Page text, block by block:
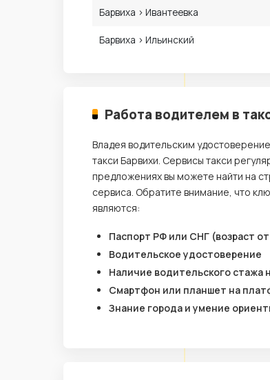
Барвиха › Ивантеевка
Барвиха › Ильинский
Работа водителем в
Владея водительским
такси Барвихи. Сервисы такси
предложениях вы можете найти на
сервиса. Обратите внимание, что
являются:
Паспорт РФ или СНГ (возраст от
Водительское удостоверение
Наличие водительского стажа
Смартфон или планшет на
Знание города и умение